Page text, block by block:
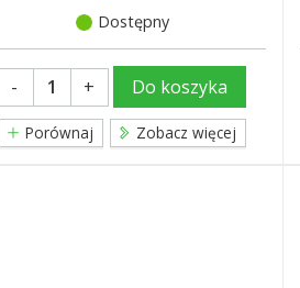
Dostępny
- + Do koszyka
Porównaj Zobacz więcej